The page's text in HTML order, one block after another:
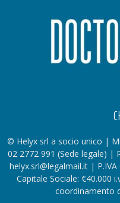
© Helyx srl a socio unico |
02 2772 991 (Sede legale) |
helyx.srl@legalmail.it |
Capitale Sociale: €40.000
coordinamento